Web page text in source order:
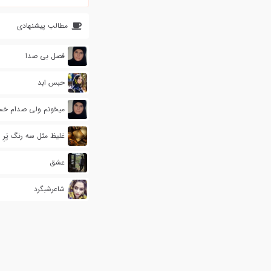
مطالب پیشنهادی
فصل بی صدا
حبس ابد
میخونم ولی صدام
غلیظ مثل سه رنگ پَرِ
عشق
شاعرشبگرد